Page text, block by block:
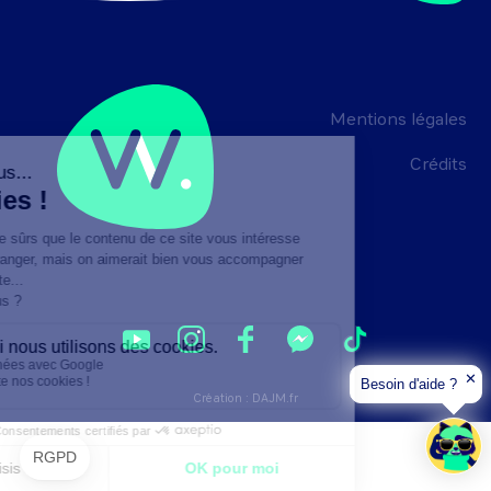
Création : DAJM.fr
Mentions légales
Crédits
Besoin d'aide ? ✕